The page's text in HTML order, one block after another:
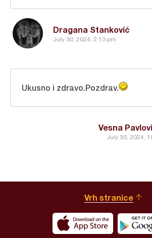
Dragana Stanković
July 30, 2024, 2:13 pm
Vesna
July 30, 2024,
Ukusno i zdravo.Pozdrav.
Vrh stranice